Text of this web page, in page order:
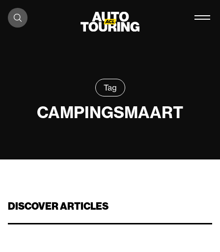
Skip to content
Tag
CAMPINGSMAART
DISCOVER ARTICLES